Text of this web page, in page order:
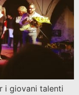
i giovani talenti